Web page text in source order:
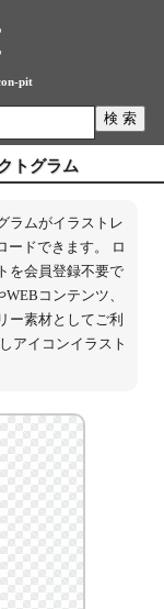
pit
トグラム
ラムがイラストレ
ードできます。 ロ
を会員登録不要で
コンテンツ、
ー素材としてご利
アイコンイラスト